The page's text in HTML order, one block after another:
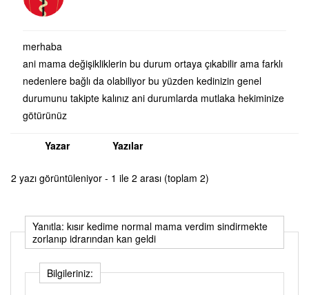
merhaba
ani mama değişikliklerin bu durum ortaya çıkabilir ama farklı
nedenlere bağlı da olabiliyor bu yüzden kedinizin genel
durumunu takipte kalınız ani durumlarda mutlaka hekiminize
götürünüz
Yazar Yazılar
2 yazı görüntüleniyor - 1 ile 2 arası (toplam 2)
Yanıtla: kısır kedime normal mama verdim sindirmekte
zorlanıp idrarından kan geldi
Bilgileriniz: